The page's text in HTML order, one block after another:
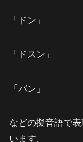
「ドン」
「ドスン」
「バン」
などの擬音語で
います。